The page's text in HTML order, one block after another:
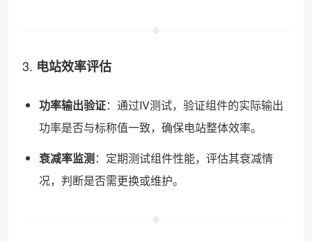
3. 电站效率评估
功率输出验证：通过IV测试，验证组件的实际输出
功率是否与标称值一致，确保电站整体效率。
衰减率监测：定期测试组件性能，评估其衰减情
况，判断是否需更换或维护。